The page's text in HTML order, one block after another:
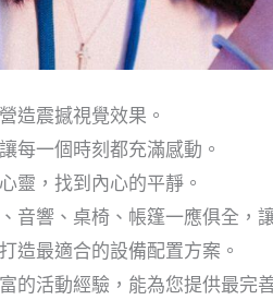
造震撼視覺效果。
每一個時刻都充滿感動。
靈，找到內心的平靜。
、音響、桌椅、帳篷一應俱全，
造最適合的設備配置方案。
的活動經驗，能為您提供最完